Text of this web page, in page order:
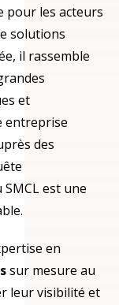
pour les acteurs
solutions
il rassemble
et
entreprise
des
est une
en
sur mesure au
leur visibilité et